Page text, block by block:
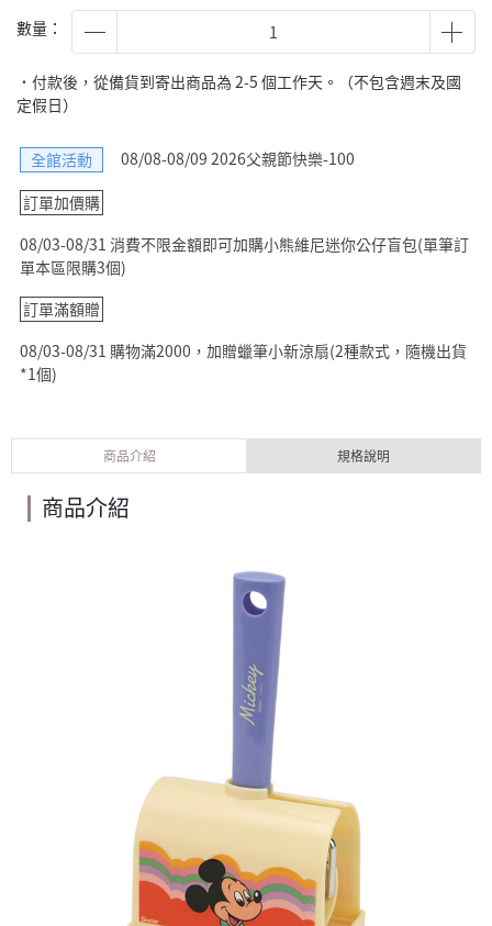
數量：
˙付款後，從備貨到寄出商品為 2-5 個工作天。（不包含週末及國
定假日）
全館活動
08/08-08/09 2026父親節快樂-100
訂單加價購
08/03-08/31 消費不限金額即可加購小熊維尼迷你公仔盲包(單筆訂
單本區限購3個)
訂單滿額贈
08/03-08/31 購物滿2000，加贈蠟筆小新涼扇(2種款式，隨機出貨
*1個)
商品介紹 規格說明
商品介紹